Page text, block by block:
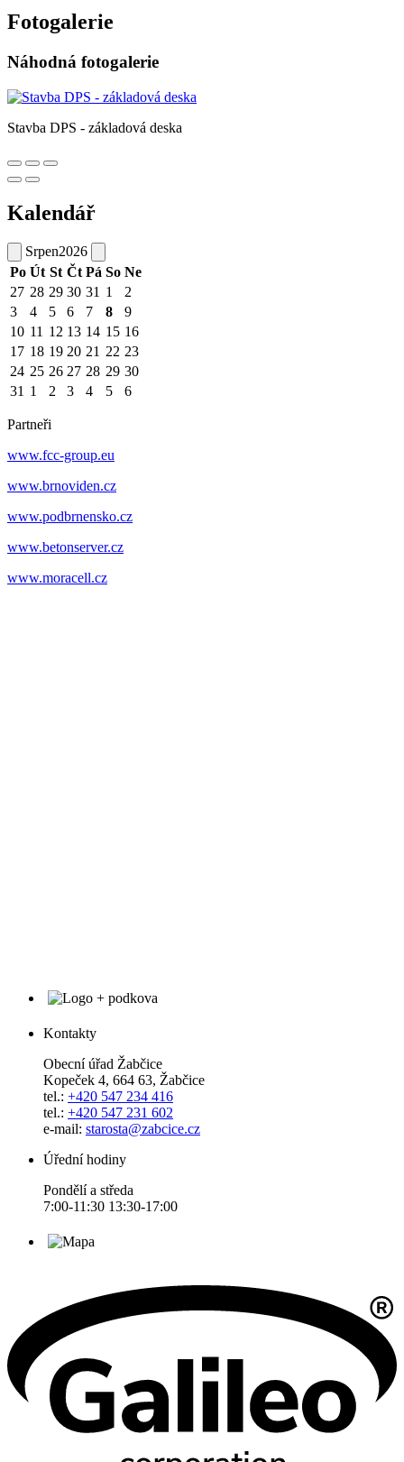
Fotogalerie
Náhodná fotogalerie
Stavba DPS - základová deska
Kalendář
Srpen2026
Po Út St Čt Pá So Ne
27 28 29 30 31 1
2
3
4 5 6 7 8
9
10 11 12 13 14 15 16
17 18 19 20 21 22 23
24 25 26 27 28 29 30
31 1 2 3 4 5 6
Partneři
www.fcc-group.eu
www.brnoviden.cz
www.podbrnensko.cz
www.betonserver.cz
www.moracell.cz
Kontakty
Obecní úřad Žabčice
Kopeček 4, 664 63, Žabčice
tel.: +420 547 234 416
tel.: +420 547 231 602
e-mail: starosta@zabcice.cz
Úřední hodiny
Pondělí a středa
7:00-11:30 13:30-17:00